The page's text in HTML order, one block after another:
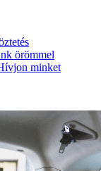
örömmel
minket